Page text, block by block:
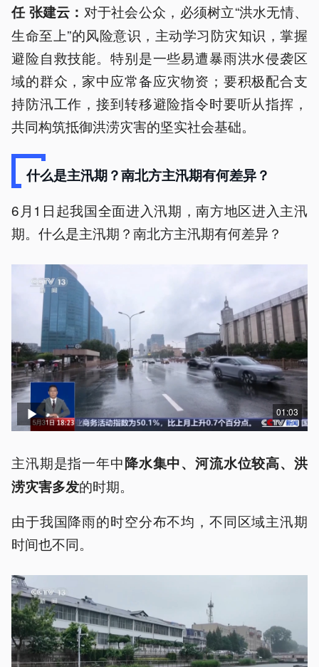
任 张建云： 对于社会公众，必须树立“洪水无情、
生命至上”的风险意识，主动学习防灾知识，掌握
避险自救技能。特别是一些易遭暴雨洪水侵袭区
域的群众，家中应常备应灾物资；要积极配合支
持防汛工作，接到转移避险指令时要听从指挥，
共同构筑抵御洪涝灾害的坚实社会基础。
什么是主汛期？南北方主汛期有何差异？
6月1日起我国全面进入汛期，南方地区进入主汛
期。什么是主汛期？南北方主汛期有何差异？
01:03
主汛期是指一年中降水集中、河流水位较高、洪
涝灾害多发的时期。
由于我国降雨的时空分布不均，不同区域主汛期
时间也不同。